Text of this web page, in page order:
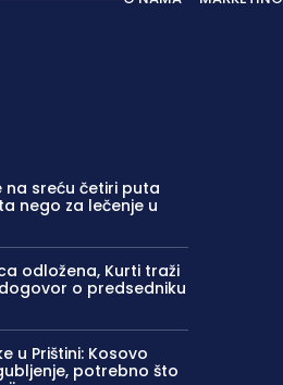
na sreću četiri puta
nego za lečenje u
odložena, Kurti traži
o predsedniku
u Prištini: Kosovo
potrebno što